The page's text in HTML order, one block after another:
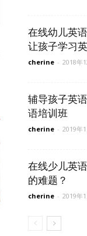
在线幼儿英
让孩子学习
cherine - 2018年
辅导孩子英
语培训班
cherine - 2019年
在线少儿英
的难题？
cherine - 2019年